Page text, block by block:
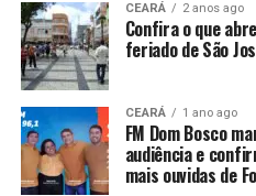
CEARÁ 2 anos ago
Confira o que
feriado de São
CEARÁ 1 ano ago
FM Dom Bosco
audiência e
mais ouvidas de